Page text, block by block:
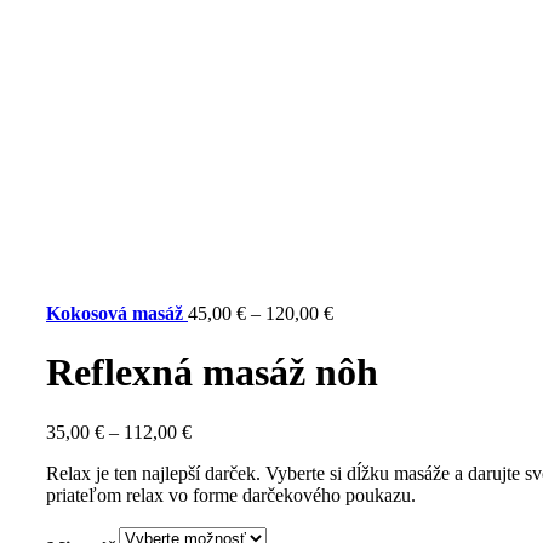
Kokosová masáž 45,00 € – 120,00 €
Reflexná masáž nôh
35,00 € – 112,00 €
Relax je ten najlepší darček. Vyberte si dĺžku masáže a darujte
priateľom relax vo forme darčekového poukazu.